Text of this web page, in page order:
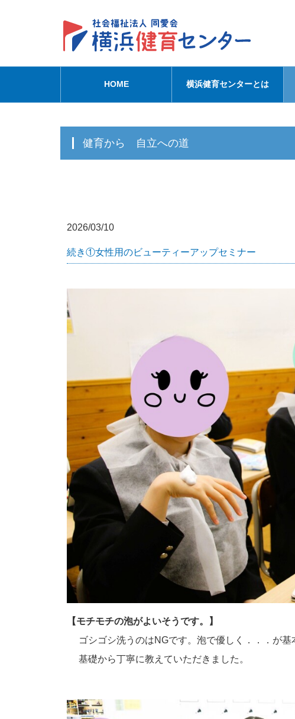
HOME 横浜健育センターとは
健育から 自立への道
2026/03/10
続き①女性用のビューティーアップセミナー
【モチモチの泡がよいそうです。】
ゴシゴシ洗うのはNGです。泡で優しく．．．が基
基礎から丁寧に教えていただきました。